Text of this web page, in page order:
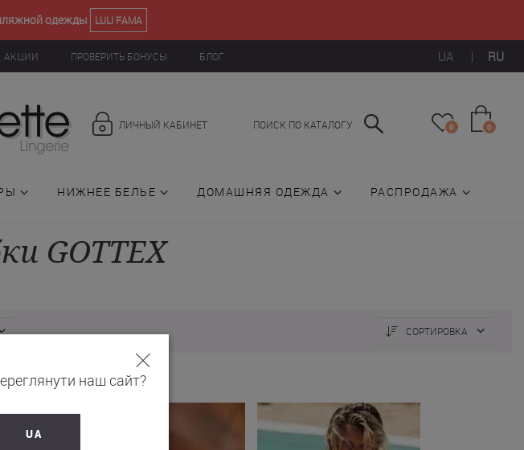
одежды LULI FAMA
UA | RU
АКЦИИ ПРОВЕРИТЬ БОНУСЫ БЛОГ
ПОИСК ПО КАТАЛОГУ
ЛИЧНЫЙ КАБИНЕТ 0 0
НИЖНЕЕ БЕЛЬЕ ДОМАШНЯЯ ОДЕЖДА РАСПРОДАЖА
GOTTEX
СОРТИРОВКА
наш сайт?
UA